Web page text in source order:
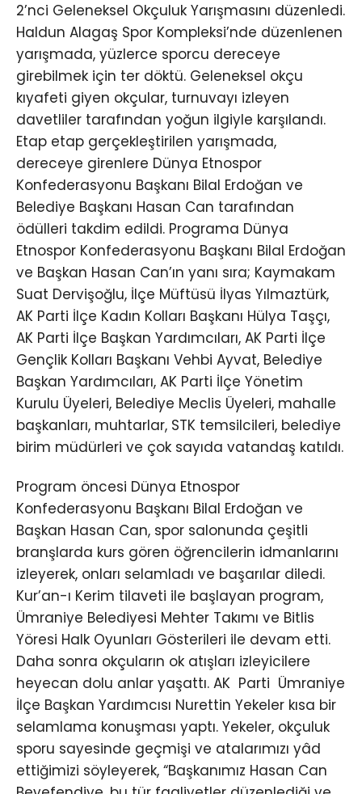
2’nci Geleneksel Okçuluk Yarışmasını düzenledi.
Haldun Alagaş Spor Kompleksi’nde düzenlenen
yarışmada, yüzlerce sporcu dereceye
girebilmek için ter döktü. Geleneksel okçu
kıyafeti giyen okçular, turnuvayı izleyen
davetliler tarafından yoğun ilgiyle karşılandı.
Etap etap gerçekleştirilen yarışmada,
dereceye girenlere Dünya Etnospor
Konfederasyonu Başkanı Bilal Erdoğan ve
Belediye Başkanı Hasan Can tarafından
ödülleri takdim edildi. Programa Dünya
Etnospor Konfederasyonu Başkanı Bilal Erdoğan
ve Başkan Hasan Can’ın yanı sıra; Kaymakam
Suat Dervişoğlu, İlçe Müftüsü İlyas Yılmaztürk,
AK Parti İlçe Kadın Kolları Başkanı Hülya Taşçı,
AK Parti İlçe Başkan Yardımcıları, AK Parti İlçe
Gençlik Kolları Başkanı Vehbi Ayvat, Belediye
Başkan Yardımcıları, AK Parti İlçe Yönetim
Kurulu Üyeleri, Belediye Meclis Üyeleri, mahalle
başkanları, muhtarlar, STK temsilcileri, belediye
birim müdürleri ve çok sayıda vatandaş katıldı.
Program öncesi Dünya Etnospor
Konfederasyonu Başkanı Bilal Erdoğan ve
Başkan Hasan Can, spor salonunda çeşitli
branşlarda kurs gören öğrencilerin idmanlarını
izleyerek, onları selamladı ve başarılar diledi.
Kur’an-ı Kerim tilaveti ile başlayan program,
Ümraniye Belediyesi Mehter Takımı ve Bitlis
Yöresi Halk Oyunları Gösterileri ile devam etti.
Daha sonra okçuların ok atışları izleyicilere
heyecan dolu anlar yaşattı. AK Parti Ümraniye
İlçe Başkan Yardımcısı Nurettin Yekeler kısa bir
selamlama konuşması yaptı. Yekeler, okçuluk
sporu sayesinde geçmişi ve atalarımızı yâd
ettiğimizi söyleyerek, “Başkanımız Hasan Can